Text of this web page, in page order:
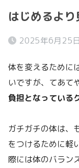
はじめるより
2025年6月25日
体を変えるために
いですが、てあて
負担となっている
ガチガチの体は、
をつけるために軽
際には体のバラン